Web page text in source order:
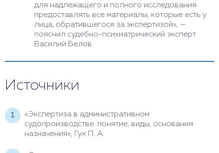
для надлежащего и полного исследования
предоставлять все материалы, которые есть у
лица, обратившегося за экспертизой», —
пояснил судебно-психиатрический эксперт
Василий Белов.
Источники
«Экспертиза в административном
судопроизводстве: понятие, виды, основания
назначения», Гук П. А.